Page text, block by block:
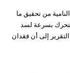
من تحقيق ما
بسرعة لسد
إلى أن فقدان